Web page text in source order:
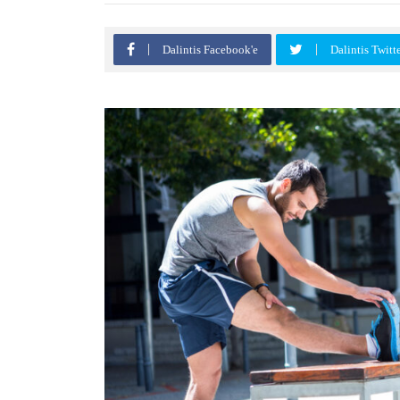
Dalintis Facebook'e Dalintis